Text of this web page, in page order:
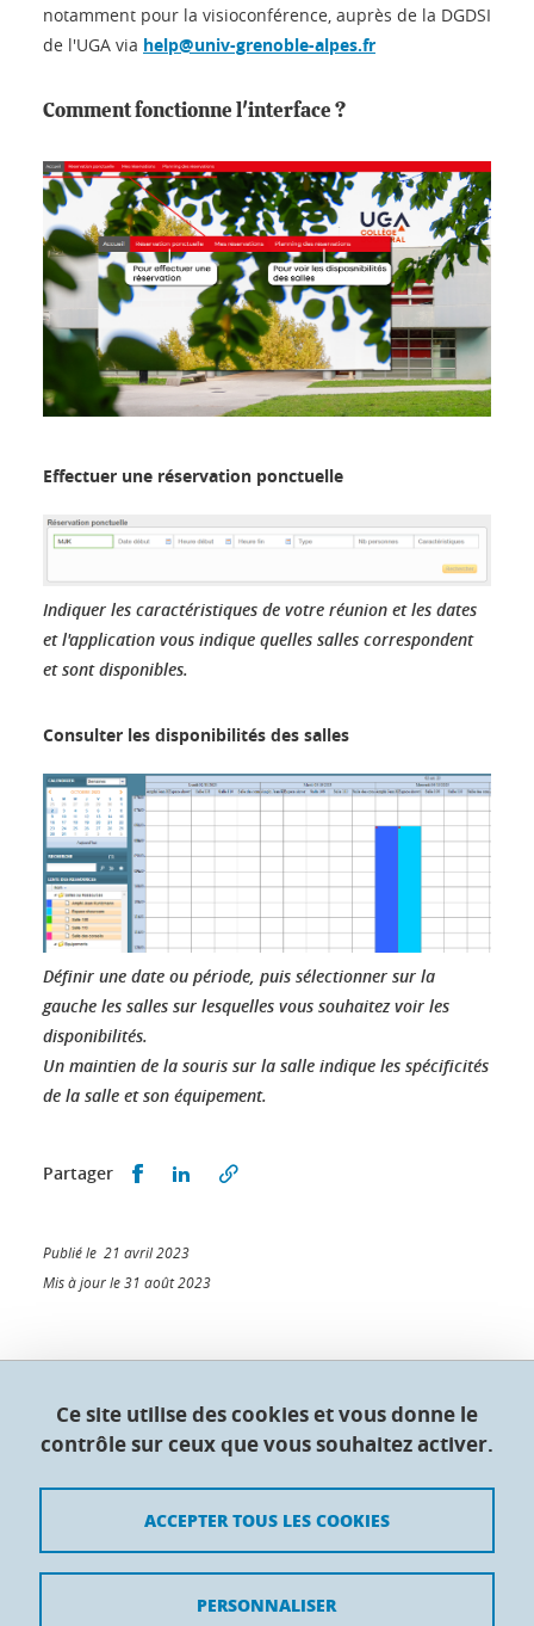
notamment pour la visioconférence, auprès de la DGDSI
de l'UGA via help@univ-grenoble-alpes.fr
Comment fonctionne l'interface ?
Effectuer une réservation ponctuelle
Indiquer les caractéristiques de votre réunion et les dates
et l'application vous indique quelles salles correspondent
et sont disponibles.
Consulter les disponibilités des salles
Définir une date ou période, puis sélectionner sur la
gauche les salles sur lesquelles vous souhaitez voir les
disponibilités.
Un maintien de la souris sur la salle indique les spécificités
de la salle et son équipement.
Partager Partager sur Facebook
Partager sur LinkedIn
Publié le 21 avril 2023
Mis à jour le 31 août 2023
Collège doctoral de l'Université Grenoble Alpes
Maison du doctorat Jean Kuntzmann
France
Crédits
Ce site utilise des cookies et vous donne le
contrôle sur ceux que vous souhaitez activer.
ACCEPTER TOUS LES COOKIES
PERSONNALISER